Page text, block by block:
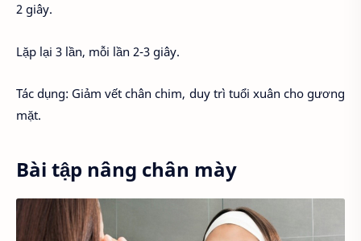
2 giây.
Lặp lại 3 lần, mỗi lần 2-3 giây.
Tác dụng: Giảm vết chân chim, duy trì tuổi xuân cho gương
mặt.
Bài tập nâng chân mày